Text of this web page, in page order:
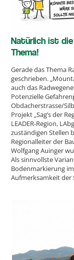
Natürlich ist
Thema!
Gerade das Thema
geschrieben.
auch das
Potenzielle
Obdacherstrasse/
Projekt „Sag’s der
LEADER-Region,
zuständigen Stellen
Regionalleiter der
Wolfgang Auinger
Als sinnvollste
Bodenmarkierung
Aufmerksamkeit